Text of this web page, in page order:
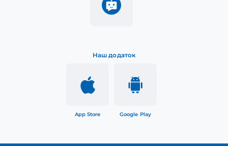
Наш додаток
App Store Google Play